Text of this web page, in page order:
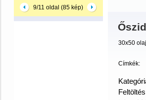
9/11 oldal (85 kép)
30x50
Címkék: